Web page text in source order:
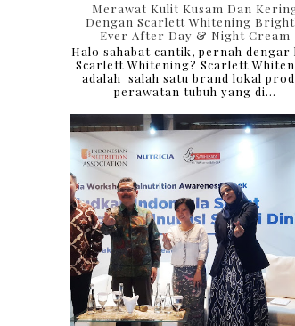
Merawat Kulit Kusam Dan
Dengan Scarlett Whitening
Ever After Day & Night Cream
Halo sahabat cantik, pernah dengar
Scarlett Whitening? Scarlett
adalah salah satu brand lokal
perawatan tubuh yang di...